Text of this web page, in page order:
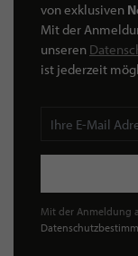
von exklusiven
Mit der
unseren
ist jederzeit
Mit der Anmeldung